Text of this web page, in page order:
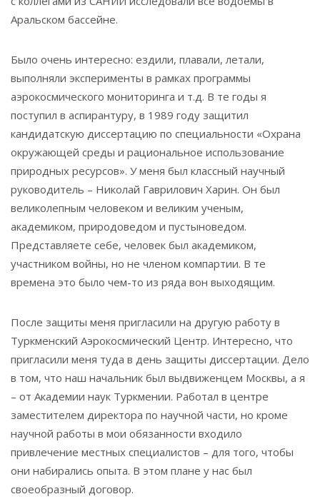
Аральском бассейне.
Было очень интересно: ездили, плавали, летали,
выполняли эксперименты в рамках программы
аэрокосмического мониторинга и т.д. В те годы я
поступил в аспирантуру, в 1989 году защитил
кандидатскую диссертацию по специальности «Охрана
окружающей среды и рациональное использование
природных ресурсов». У меня был классный научный
руководитель – Николай Гаврилович Харин. Он был
великолепным человеком и великим ученым,
академиком, природоведом и пустыноведом.
Представляете себе, человек был академиком,
участником войны, но не членом компартии. В те
времена это было чем-то из ряда вон выходящим.
После защиты меня пригласили на другую работу в
Туркменский Аэрокосмический Центр. Интересно, что
пригласили меня туда в день защиты диссертации. Дело
в том, что наш начальник был выдвиженцем Москвы, а я
– от Академии наук Туркмении. Работал в центре
заместителем директора по научной части, но кроме
научной работы в мои обязанности входило
привлечение местных специалистов – для того, чтобы
они набирались опыта. В этом плане у нас был
своеобразный договор.